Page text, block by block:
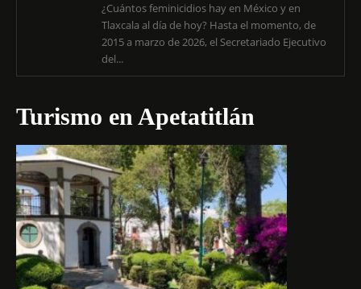
¿Cuántos feminicidios hay en México y en
Tlaxcala al día de hoy? Hasta el momento, de
2015 a marzo de 2026, el Secretariado Ejecutivo
del...
Turismo en Apetatitlán